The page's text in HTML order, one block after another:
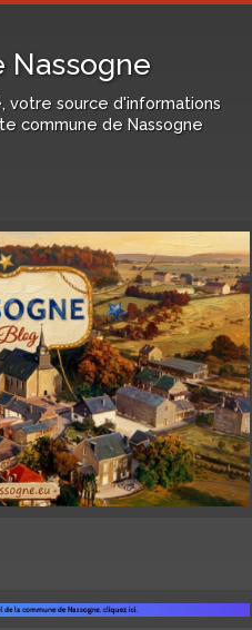
Nassogne
votre source d'informations
commune de Nassogne